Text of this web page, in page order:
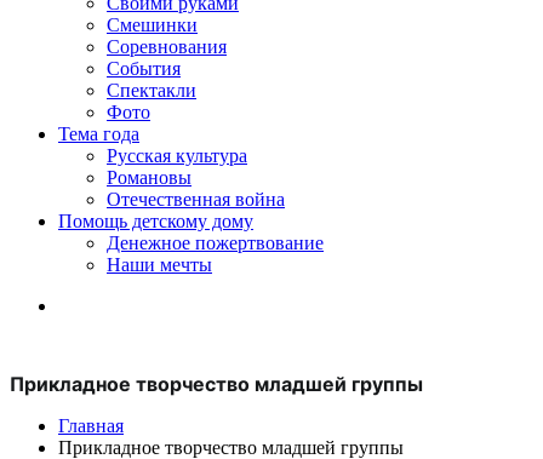
Смешинки
Соревнования
События
Спектакли
Фото
Тема года
Русская культура
Романовы
Отечественная война
Помощь детскому дому
Денежное пожертвование
Наши мечты
Прикладное творчество младшей группы
Главная
Прикладное творчество младшей группы